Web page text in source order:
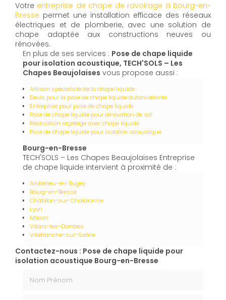
Votre entreprise de chape de ravoirage à Bourg-en-
Bresse permet une installation efficace des réseaux
électriques et de plomberie, avec une solution de
chape adaptée aux constructions neuves ou
rénovées.
En plus de ses services : Pose de chape liquide
pour isolation acoustique, TECH'SOLS – Les
Chapes Beaujolaises vous propose aussi :
Artisan spécialiste de la chape liquide
Devis pour la pose de chape liquide autonivelante
Entreprise pour pose de chape liquide
Pose de chape liquide pour rénovation de sol
Réalisation ragréage avec chape liquide
Pose de chape liquide pour isolation acoustique
Bourg-en-Bresse
TECH'SOLS – Les Chapes Beaujolaises Entreprise
de chape liquide intervient à proximité de :
Ambérieu-en-Bugey
Bourg-en-Bresse
Châtillon-sur-Chalaronne
Lyon
Mâcon
Villars-les-Dombes
Villefranche-sur-Saône
Contactez-nous : Pose de chape liquide pour
isolation acoustique Bourg-en-Bresse